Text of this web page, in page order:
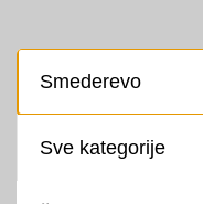
Smederevo
Sve kategorije